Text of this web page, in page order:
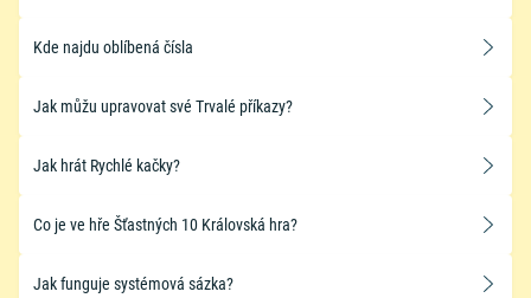
Kde najdu oblíbená čísla
Jak můžu upravovat své Trvalé příkazy?
Jak hrát Rychlé kačky?
Co je ve hře Šťastných 10 Královská hra?
​Jak funguje systémová sázka?